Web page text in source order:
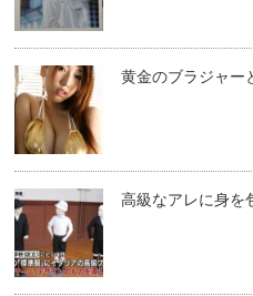
黄金のブラジャー
高級なアレに身を